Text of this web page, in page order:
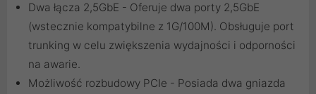
Dwa łącza 2,5GbE - Oferuje dwa porty 2,5GbE
(wstecznie kompatybilne z 1G/100M). Obsługuje port
trunking w celu zwiększenia wydajności i odporności
na awarie.
Możliwość rozbudowy PCIe - Posiada dwa gniazda